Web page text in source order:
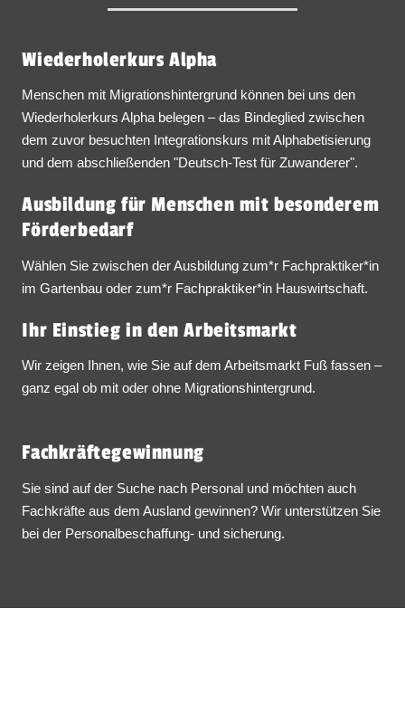
Wiederholerkurs Alpha
Menschen mit Migrationshintergrund können bei uns den
Wiederholerkurs Alpha belegen – das Bindeglied zwischen
dem zuvor besuchten Integrationskurs mit Alphabetisierung
und dem abschließenden "Deutsch-Test für Zuwanderer".
Ausbildung für Menschen mit besonderem
Förderbedarf
Wählen Sie zwischen der Ausbildung zum*r Fachpraktiker*in
im Gartenbau oder zum*r Fachpraktiker*in Hauswirtschaft.
Ihr Einstieg in den Arbeitsmarkt
Wir zeigen Ihnen, wie Sie auf dem Arbeitsmarkt Fuß fassen –
ganz egal ob mit oder ohne Migrationshintergrund.
Fachkräftegewinnung
Sie sind auf der Suche nach Personal und möchten auch
Fachkräfte aus dem Ausland gewinnen? Wir unterstützen Sie
bei der Personalbeschaffung- und sicherung.